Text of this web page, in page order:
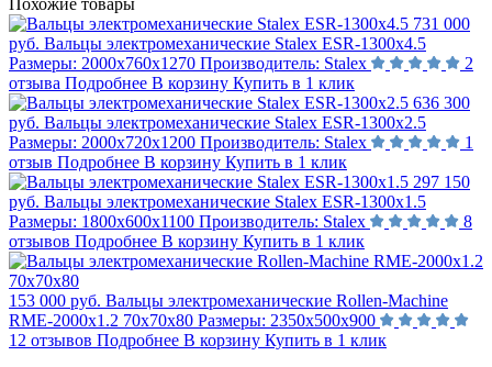
731 000
руб. Вальцы электромеханические Stalex ESR-1300х4.5
Размеры: 2000х760х1270 Производитель: Stalex
2
отзыва Подробнее В корзину Купить в 1 клик
636 300
руб. Вальцы электромеханические Stalex ESR-1300х2.5
Размеры: 2000х720х1200 Производитель: Stalex
1
отзыв Подробнее В корзину Купить в 1 клик
297 150
руб. Вальцы электромеханические Stalex ESR-1300х1.5
Размеры: 1800х600х1100 Производитель: Stalex
8
отзывов Подробнее В корзину Купить в 1 клик
153 000 руб. Вальцы электромеханические Rollen-Machine
RME-2000х1.2 70х70х80 Размеры: 2350х500х900
12 отзывов Подробнее В корзину Купить в 1 клик